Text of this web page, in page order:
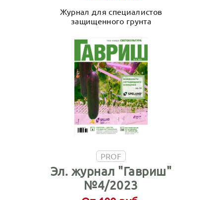
Журнал для специалистов
защищенного грунта
PROF
Эл. журнал "Гавриш"
№4/2023